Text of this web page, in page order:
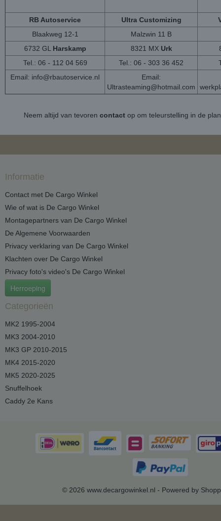
RB Autoservice Ultra Customizing
Blaakweg 12-1
Malzwin 11 B
6732 GL Harskamp 8321 MX Urk
Tel.: 06 - 112 04 569
Tel.: 06 - 303 36 452
Email: info@rbautoservice.nl
Email:
Ultrasteaming@hotmail.com
Neem altijd van tevoren contactop om teleurstelling in de
Informatie
Contact met De Cargo Winkel
Wie of wat is De Cargo Winkel
Montagepartners van De Cargo Winkel
De Algemene Voorwaarden
Privacy verklaring van De Cargo Winkel
Klachten over De Cargo Winkel
Privacy foto's video's De Cargo Winkel
Herroeping
Categorieën
MK2 1995-2004
MK3 2004-2010
MK3 GP 2010-2015
MK4 2015-2020
MK5 2020-2025
Snuffelhoek
Caddy 2e Kans
© 2026 www.decargowinkel.nl - Powered by